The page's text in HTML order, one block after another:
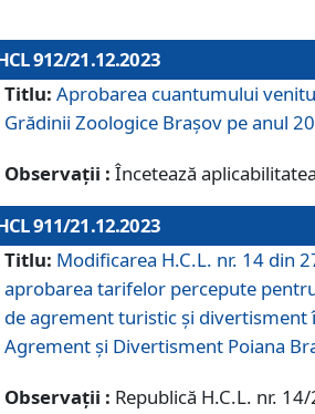
912/21.12.2023
Titlu: Aprobarea cuantumului
Grădinii Zoologice Braşov pe anul
Observații : Încetează
911/21.12.2023
Titlu: Modificarea H.C.L. nr. 14 din
aprobarea tarifelor percepute
de agrement turistic și divertisment
Agrement și Divertisment Poiana
Observații : Republică H.C.L. nr.